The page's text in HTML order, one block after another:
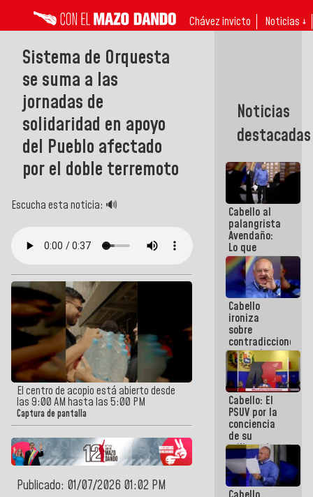
Chávez invicto Noticias ↓
Sistema de Orquesta
se suma a las
jornadas de
solidaridad en apoyo
del Pueblo afectado
por el doble terremoto
Escucha esta noticia: 🔊
El centro de acopio está abierto desde
las 9:00 AM hasta las 5:00 PM
Captura de pantalla
Publicado: 01/07/2026 01:02 PM
Noticias
destacadas
Cabello al
palangrista
Avendaño:
Lo que
vayas a
escribir
hazlo hoy
por que no
sabemos si
la semana
que viene
hay
programa
Cabello
ironiza
sobre
contradicciones
y mentiras
de María
Machado:
¡Créanle!
Cabello: El
PSUV por la
conciencia
de su
militancia
es la
organización
política más